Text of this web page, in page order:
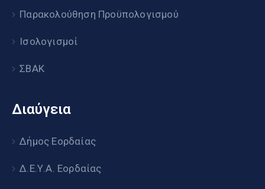
Παρακολούθηση Προϋπολογισμού
Ισολογισμοί
ΣΒΑΚ
Διαύγεια
Δήμος Εορδαίας
Δ.Ε.Υ.Α. Εορδαίας